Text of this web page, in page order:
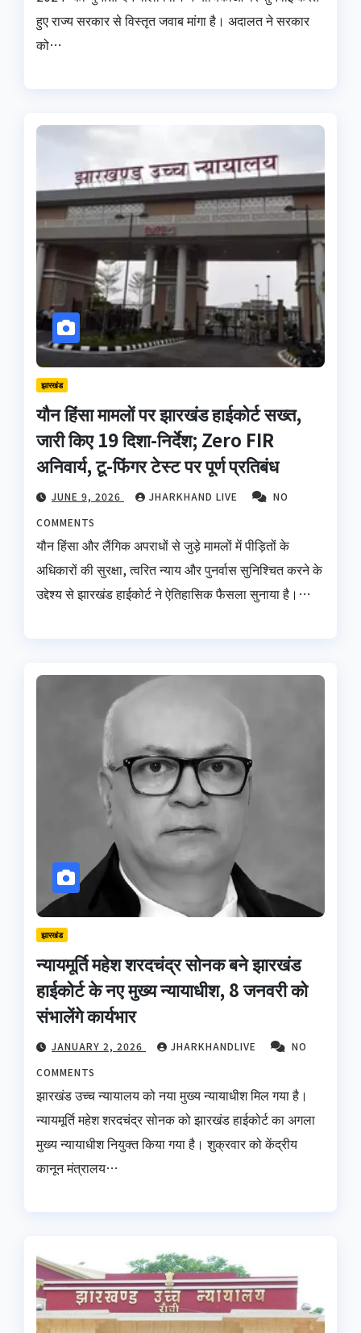
हुए राज्य सरकार से विस्तृत जवाब मांगा है। अदालत ने सरकार
को…
झारखंड
यौन हिंसा मामलों पर झारखंड हाईकोर्ट सख्त,
जारी किए 19 दिशा-निर्देश; Zero FIR
अनिवार्य, टू-फिंगर टेस्ट पर पूर्ण प्रतिबंध
JUNE 9, 2026 JHARKHAND LIVE
NO
COMMENTS
यौन हिंसा और लैंगिक अपराधों से जुड़े मामलों में पीड़ितों के
अधिकारों की सुरक्षा, त्वरित न्याय और पुनर्वास सुनिश्चित करने के
उद्देश्य से झारखंड हाईकोर्ट ने ऐतिहासिक फैसला सुनाया है।…
झारखंड
न्यायमूर्ति महेश शरदचंद्र सोनक बने झारखंड
हाईकोर्ट के नए मुख्य न्यायाधीश, 8 जनवरी को
संभालेंगे कार्यभार
JANUARY 2, 2026 JHARKHANDLIVE
NO
COMMENTS
झारखंड उच्च न्यायालय को नया मुख्य न्यायाधीश मिल गया है।
न्यायमूर्ति महेश शरदचंद्र सोनक को झारखंड हाईकोर्ट का अगला
मुख्य न्यायाधीश नियुक्त किया गया है। शुक्रवार को केंद्रीय
कानून मंत्रालय…